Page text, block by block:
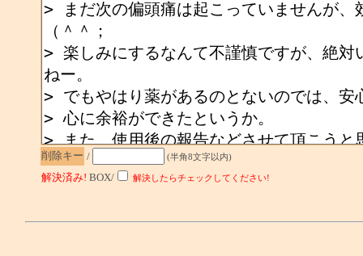
削除キー / (半角8文字以内)
解決済み! BOX/ 解決したらチェックしてください!